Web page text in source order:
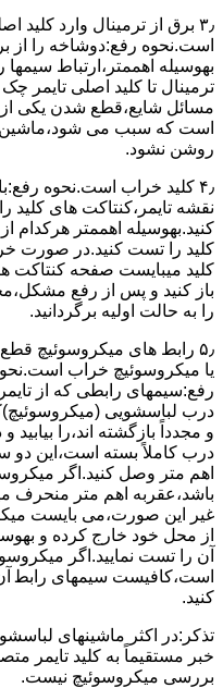
۳٫ ﺑﺮق از ﺗﺮﻣﯿﻨﺎل وارد ﮐﻠﯿﺪ
است.نحوه رﻓﻊ:دوشاخه را از
بهوسیله اهممتر،ارﺗﺒﺎط سیمها
ﺗﺮﻣﯿﻨﺎل ﺗﺎ ﮐﻠﯿﺪ اﺻﻠﯽ ﺗﺎﯾﻤﺮ چک
مسائل شایع،ﻗﻄﻊ شدن ﯾﮑﯽ از
است که سبب می
روﺷﻦ نشود.
۴٫ ﮐﻠﯿﺪ ﺧﺮاب اﺳﺖ.نحوه
ﻧﻘﺸﻪ ﺗﺎﯾﻤﺮ،ﮐﻨﺘﺎﮐﺖ ﻫﺎی ﮐﻠﯿﺪ
کنید.بهوسیله اهممتر هرکدام
ﮐﻠﯿﺪ را ﺗﺴﺖ ﮐﻨﯿﺪ.در ﺻﻮرت
ﮐﻠﯿﺪ میبایست ﺻﻔﺤﻪ ﮐﻨﺘﺎﮐﺖ
باز کنید و ﭘﺲ از رﻓﻊ
را به حالت اوﻟﯿﻪ برگردانید.
۵٫ رابط های ﻣﯿﮑﺮوﺳﻮﺋﯿﭻ
ﯾﺎ ﻣﯿﮑﺮوﺳﻮﺋﯿﭻ ﺧﺮاب
رفع:سیمهای راﺑﻄﯽ ﮐﻪ از
درب لباسشویی
و مجدداً بازگشته اند،را ﺑﯿﺎﺑﯿﺪ
درب کاملاً ﺑﺴﺘﻪ اﺳﺖ،اﯾﻦ دو
اﻫﻢ ﻣﺘﺮ وصل کنید.اﮔﺮ
ﺑﺎﺷﺪ،ﻋﻘﺮﺑﻪ اهم متر ﻣﻨﺤﺮف
ﻏﯿﺮ اﯾﻦ ﺻﻮرت،می بایست
از ﻣﺤﻞ خود ﺧﺎرج کرده و
آن را ﺗﺴﺖ ﻧﻤﺎﯾﯿﺪ.اﮔﺮ
اﺳﺖ،ﮐﺎﻓﯿﺴﺖ سیمهای راﺑﻄ
کنید.
ﺗﺬﮐﺮ:در اﮐﺜﺮ ماشینهای
ﺧﺒﺮ مستقیماً ﺑﻪ ﮐﻠﯿﺪ ﺗﺎﯾﻤﺮ
بررسی ﻣﯿﮑﺮوﺳﻮﺋﯿﭻ نیست.